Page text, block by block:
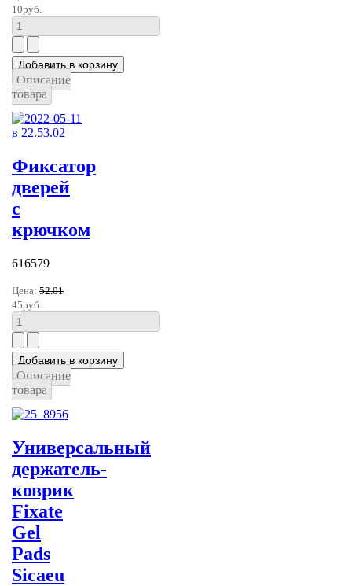
10руб.
Описание
товара
Фиксатор
дверей
с
крючком
616579
Цена: 52.01
45руб.
Описание
товара
Универсальный
держатель-
коврик
Fixate
Gel
Pads
Sicaeu